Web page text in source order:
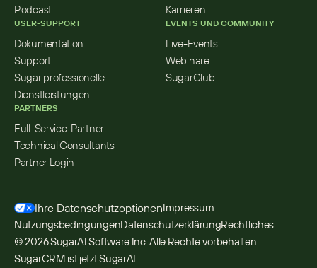
Podcast
USER-SUPPORT
Dokumentation
Support
Sugar professionelle
Dienstleistungen
PARTNERS
Full-Service-Partner
Technical Consultants
Partner Login
Karrieren
EVENTS UND COMMUNITY
Live-Events
Webinare
SugarClub
Ihre DatenschutzoptionenImpressum
NutzungsbedingungenDatenschutzerklärungRechtliches
© 2026 SugarAI Software Inc. Alle Rechte vorbehalten.
SugarCRM ist jetzt SugarAI.